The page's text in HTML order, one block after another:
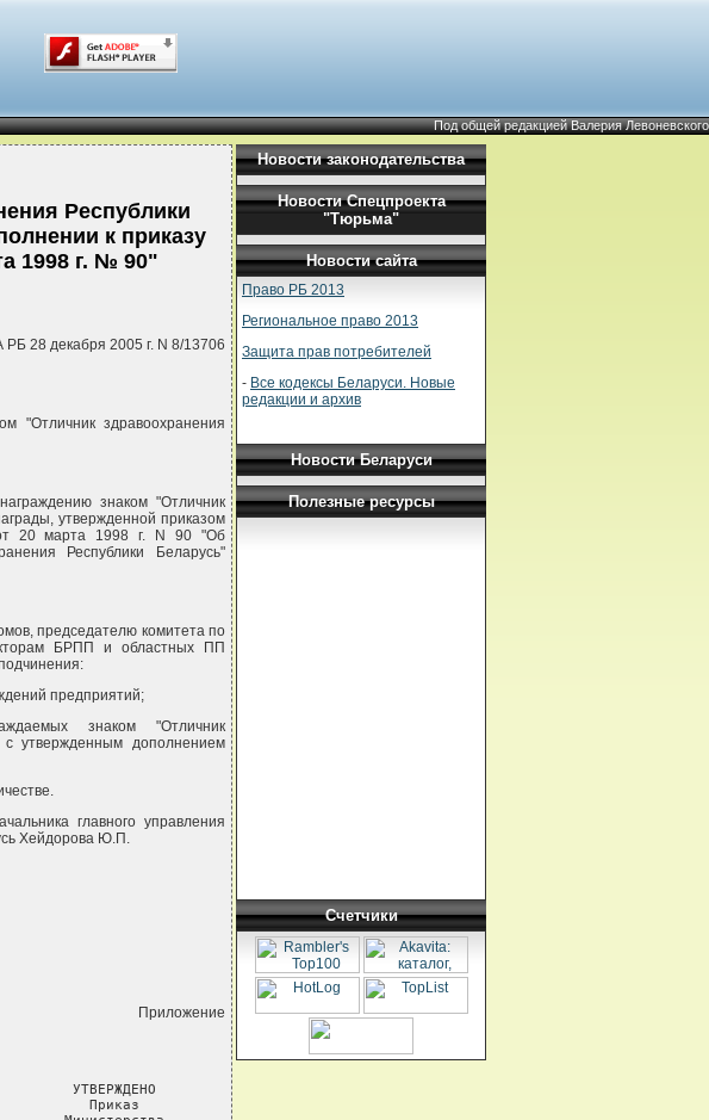
Под общей редакцией Валерия Левоневского
Республики
к приказу
1998 г. № 90"
28 декабря 2005 г. N 8/13706
"Отличник здравоохранения
знаком "Отличник
утвержденной приказом
от 20 марта 1998 г. N 90 "Об
Республики Беларусь"
председателю комитета по
БРПП и областных ПП
предприятий;
знаком "Отличник
с утвержденным дополнением
главного управления
Хейдорова Ю.П.
Приложение
УТВЕРЖДЕНО
Приказ
Новости законодательства
Новости Спецпроекта
"Тюрьма"
Новости сайта
Право РБ 2013
Региональное право 2013
Защита прав потребителей
- Все кодексы Беларуси. Новые
редакции и архив
Новости Беларуси
Полезные ресурсы
Счетчики